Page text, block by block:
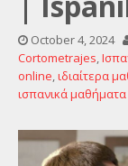
October 4, 2024
Cortometrajes,
online,ιδιαίτερα
ισπανικά